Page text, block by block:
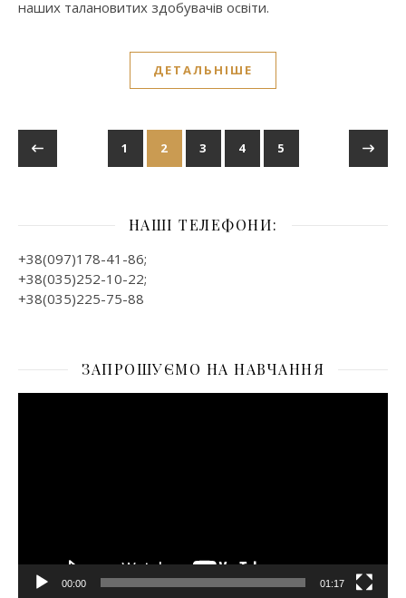
наших талановитих здобувачів освіти.
ДЕТАЛЬНІШЕ
1 2 3 4 5
НАШІ ТЕЛЕФОНИ:
+38(097)178-41-86;
+38(035)252-10-22;
+38(035)225-75-88
ЗАПРОШУЄМО НА НАВЧАННЯ
Відеопрогравач
00:00 01:17